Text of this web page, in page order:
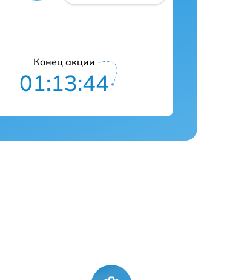
Конец акции
01:13:43